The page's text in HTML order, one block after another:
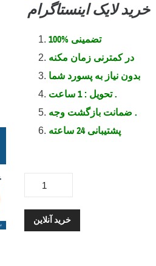
خرید لایک اینستاگرام
100% تضمینی
در کمترنی زمان مکنه
بدون نیاز به پسورد شما
تحویل : 1 ساعت .
ضمانت بازگشت وجه .
پشتیبانی 24 ساعته
خرید آنلاین